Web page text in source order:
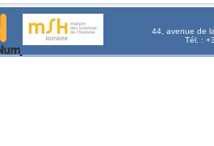
44, avenue de
Tél. :